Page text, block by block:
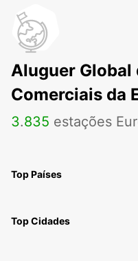
Aluguer Global
Comerciais da
3.835 estações
Top Países
Top Cidades